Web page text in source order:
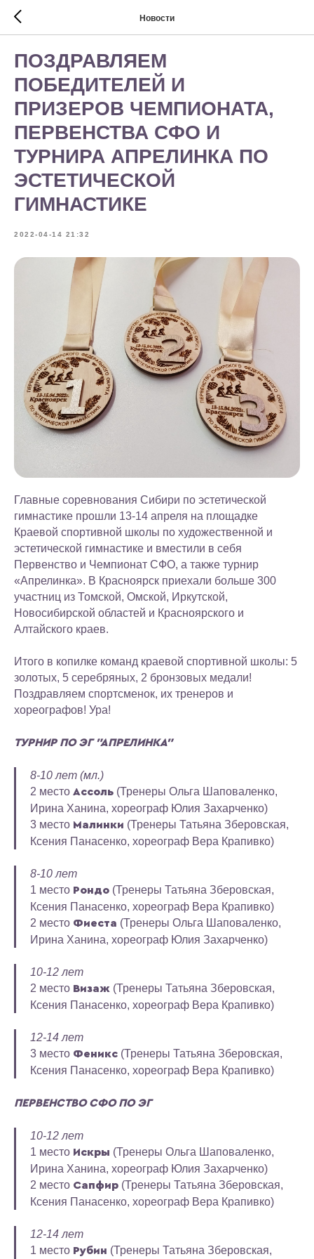
Новости
ПОЗДРАВЛЯЕМ
ПОБЕДИТЕЛЕЙ И
ПРИЗЕРОВ ЧЕМПИОНАТА,
ПЕРВЕНСТВА СФО И
ТУРНИРА АПРЕЛИНКА ПО
ЭСТЕТИЧЕСКОЙ
ГИМНАСТИКЕ
2022-04-14 21:32
Главные соревнования Сибири по эстетической
гимнастике прошли 13-14 апреля на площадке
Краевой спортивной школы по художественной и
эстетической гимнастике и вместили в себя
Первенство и Чемпионат СФО, а также турнир
«Апрелинка». В Красноярск приехали больше 300
участниц из Томской, Омской, Иркутской,
Новосибирской областей и Красноярского и
Алтайского краев.
Итого в копилке команд краевой спортивной школы: 5
золотых, 5 серебряных, 2 бронзовых медали!
Поздравляем спортсменок, их тренеров и
хореографов! Ура!
ТУРНИР ПО ЭГ "АПРЕЛИНКА"
8-10 лет (мл.)
2 место Ассоль (Тренеры Ольга Шаповаленко,
Ирина Ханина, хореограф Юлия Захарченко)
3 место Малинки (Тренеры Татьяна Зберовская,
Ксения Панасенко, хореограф Вера Крапивко)
8-10 лет
1 место Рондо (Тренеры Татьяна Зберовская,
Ксения Панасенко, хореограф Вера Крапивко)
2 место Фиеста (Тренеры Ольга Шаповаленко,
Ирина Ханина, хореограф Юлия Захарченко)
10-12 лет
2 место Визаж (Тренеры Татьяна Зберовская,
Ксения Панасенко, хореограф Вера Крапивко)
12-14 лет
3 место Феникс (Тренеры Татьяна Зберовская,
Ксения Панасенко, хореограф Вера Крапивко)
ПЕРВЕНСТВО СФО ПО ЭГ
10-12 лет
1 место Искры (Тренеры Ольга Шаповаленко,
Ирина Ханина, хореограф Юлия Захарченко)
2 место Сапфир (Тренеры Татьяна Зберовская,
Ксения Панасенко, хореограф Вера Крапивко)
12-14 лет
1 место Рубин (Тренеры Татьяна Зберовская,